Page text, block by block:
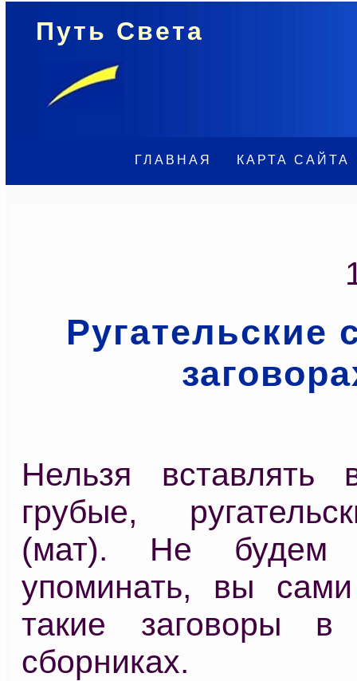
Путь Света
ГЛАВНАЯ КАРТА САЙТА
Ругательские
Нельзя вставлять
грубые,
(мат). Не будем
упоминать, вы
такие заговоры в
сборниках.